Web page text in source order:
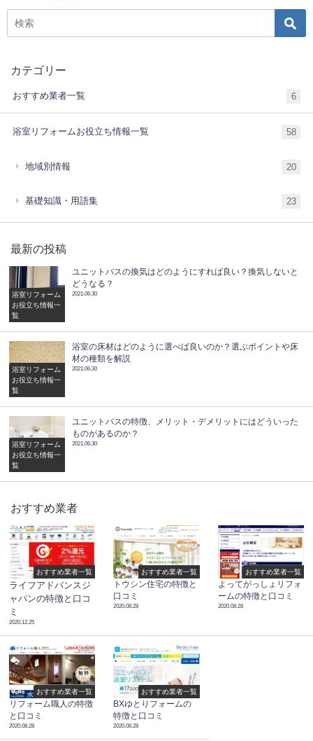
カテゴリー
おすすめ業者一覧 6
浴室リフォームお役立ち情報一覧 58
地域別情報 20
基礎知識・用語集 23
最新の投稿
浴室リフォーム
お役立ち情報一
覧
ユニットバスの換気はどのようにすれば良い？換気しないと
どうなる？
2021.06.30
浴室リフォーム
お役立ち情報一
覧
浴室の床材はどのように選べば良いのか？選ぶポイントや床
材の種類を解説
2021.06.30
浴室リフォーム
お役立ち情報一
覧
ユニットバスの特徴、メリット・デメリットにはどういった
ものがあるのか？
2021.06.30
おすすめ業者
おすすめ業者一覧
ライフアドバンスジ
ャパンの特徴と口コ
ミ
2020.12.25
おすすめ業者一覧
トウシン住宅の特徴と
口コミ
2020.08.28
おすすめ業者一覧
よってがっしょリフォ
ームの特徴と口コミ
2020.08.28
おすすめ業者一覧
リフォーム職人の特徴
と口コミ
2020.08.28
おすすめ業者一覧
BXゆとりフォームの
特徴と口コミ
2020.08.28